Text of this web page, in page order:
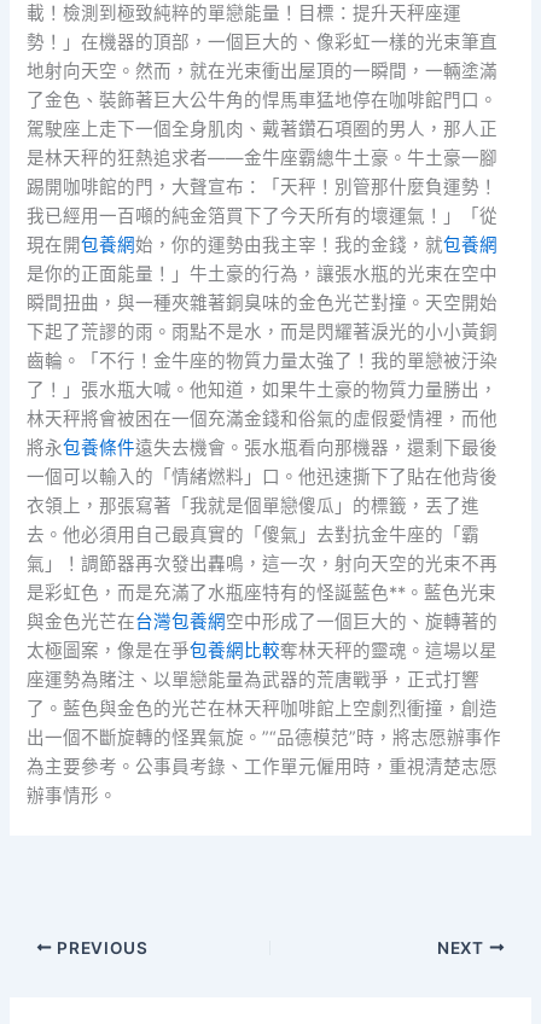
載！檢測到極致純粹的單戀能量！目標：提升天秤座運
勢！」在機器的頂部，一個巨大的、像彩虹一樣的光束筆直
地射向天空。然而，就在光束衝出屋頂的一瞬間，一輛塗滿
了金色、裝飾著巨大公牛角的悍馬車猛地停在咖啡館門口。
駕駛座上走下一個全身肌肉、戴著鑽石項圈的男人，那人正
是林天秤的狂熱追求者——金牛座霸總牛土豪。牛土豪一腳
踢開咖啡館的門，大聲宣布：「天秤！別管那什麼負運勢！
我已經用一百噸的純金箔買下了今天所有的壞運氣！」「從
現在開包養網始，你的運勢由我主宰！我的金錢，就包養網
是你的正面能量！」牛土豪的行為，讓張水瓶的光束在空中
瞬間扭曲，與一種夾雜著銅臭味的金色光芒對撞。天空開始
下起了荒謬的雨。雨點不是水，而是閃耀著淚光的小小黃銅
齒輪。「不行！金牛座的物質力量太強了！我的單戀被汙染
了！」張水瓶大喊。他知道，如果牛土豪的物質力量勝出，
林天秤將會被困在一個充滿金錢和俗氣的虛假愛情裡，而他
將永包養條件遠失去機會。張水瓶看向那機器，還剩下最後
一個可以輸入的「情緒燃料」口。他迅速撕下了貼在他背後
衣領上，那張寫著「我就是個單戀傻瓜」的標籤，丟了進
去。他必須用自己最真實的「傻氣」去對抗金牛座的「霸
氣」！調節器再次發出轟鳴，這一次，射向天空的光束不再
是彩虹色，而是充滿了水瓶座特有的怪誕藍色**。藍色光束
與金色光芒在台灣包養網空中形成了一個巨大的、旋轉著的
太極圖案，像是在爭包養網比較奪林天秤的靈魂。這場以星
座運勢為賭注、以單戀能量為武器的荒唐戰爭，正式打響
了。藍色與金色的光芒在林天秤咖啡館上空劇烈衝撞，創造
出一個不斷旋轉的怪異氣旋。”“品德模范”時，將志愿辦事作
為主要參考。公事員考錄、工作單元僱用時，重視清楚志愿
辦事情形。
PREVIOUS NEXT